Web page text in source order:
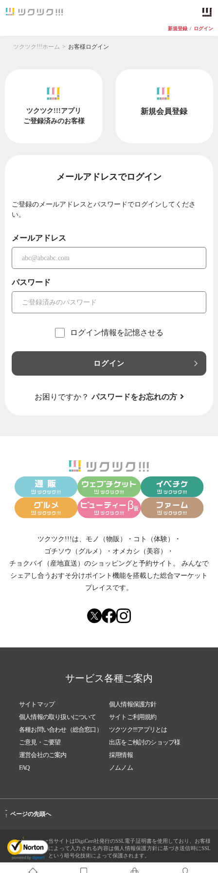
新規登録 / ログイン
ツクツク!!!ホーム お客様ログイン
ツクツク!!!アプリ
ご登録済みのお客様
新規会員登録
メールアドレスでログイン
ご登録のメールアドレスとパスワードでログインしてくださ
い。
メールアドレス
パスワード
ログイン情報を記憶させる
ログイン
お困りですか？ パスワードをお忘れの方
ツクツク!!!は、 モノ（物販） ・ コト（体験）
・
ゴチソウ（グルメ）
・ オメカシ（美容）
・
チョクバイ（産地直送） のショッピングと予約サイト。
みんなで
シェアし合う おすそ分けポイント機能を搭載した総合マーケット
プレイスです。
サービス各種ご案内
サイトマップ
個人情報保護方針
個人情報の取り扱いについて
サイトご利用規約
各種お問い合わせ（総合窓口）
ツクツク!!!アプリとは
ご意見・ご要望
出店をご検討のショップ様
運営会社のご案内
採用情報
FAQ
ノムノム
-
↑ ページの先頭へ
当サイトはDigiCert社発行のSSL電子証明書を使用しており、お客様
によって入力される内容は個人情報保護方針に基づき送信時にSSL
という暗号化技術によって保護されます。